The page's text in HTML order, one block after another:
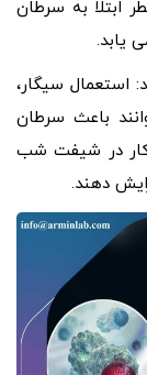
ابتلا به سرطان
یابد.
استعمال سیگار،
باعث سرطان
کار در شیفت شب
دهند.